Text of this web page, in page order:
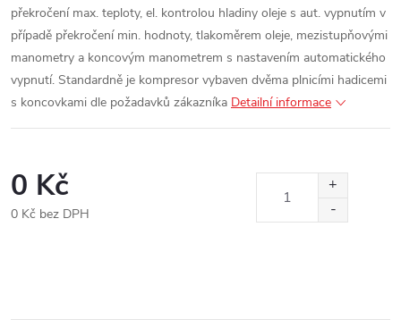
překročení max. teploty, el. kontrolou hladiny oleje s aut. vypnutím v
případě překročení min. hodnoty, tlakoměrem oleje, mezistupňovými
manometry a koncovým manometrem s nastavením automatického
vypnutí. Standardně je kompresor vybaven dvěma plnicími hadicemi
s koncovkami dle požadavků zákazníka Detailní informace
0 Kč
0 Kč bez DPH